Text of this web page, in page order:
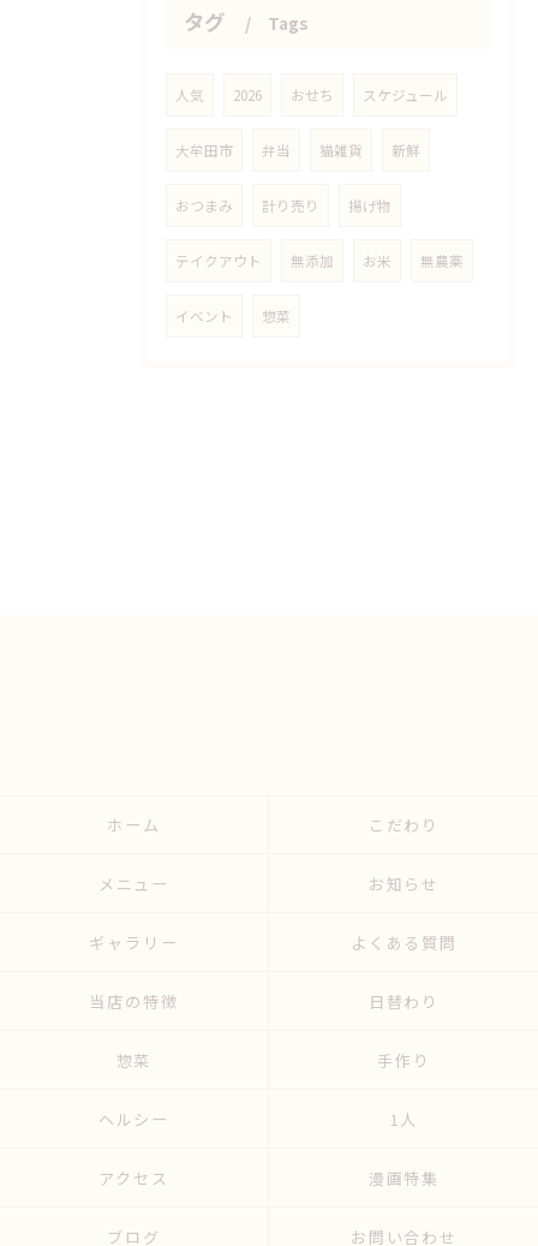
タグ Tags
人気 2026 おせち スケジュール
大牟田市 弁当 猫雑貨 新鮮
おつまみ 計り売り 揚げ物
テイクアウト 無添加 お米 無農薬
イベント 惣菜
ホーム こだわり
メニュー お知らせ
ギャラリー よくある質問
当店の特徴 日替わり
惣菜 手作り
ヘルシー 1人
アクセス 漫画特集
ブログ お問い合わせ